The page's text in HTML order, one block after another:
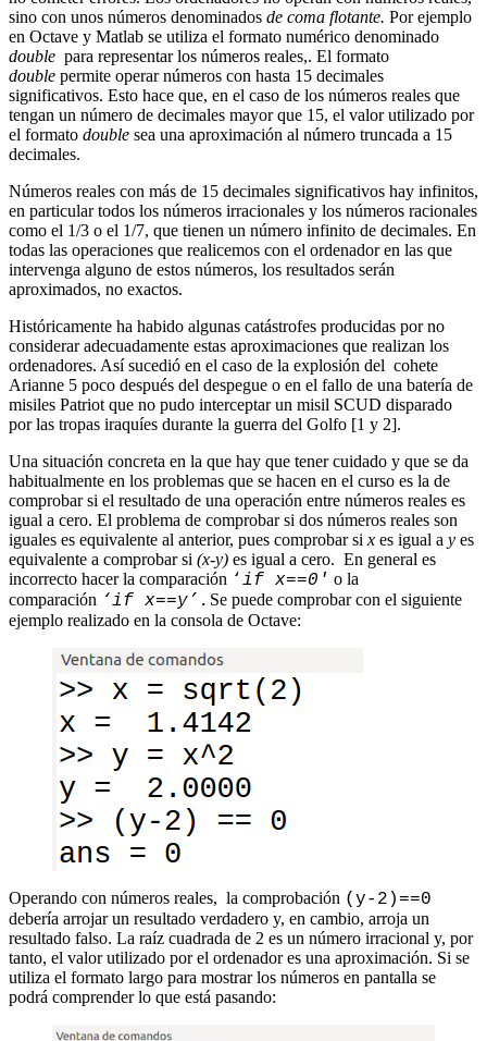
sino con unos números denominados de coma flotante. Por ejemplo
en Octave y Matlab se utiliza el formato numérico denominado
double para representar los números reales,. El formato
double permite operar números con hasta 15 decimales
significativos. Esto hace que, en el caso de los números reales que
tengan un número de decimales mayor que 15, el valor utilizado por
el formato double sea una aproximación al número truncada a 15
decimales.
Números reales con más de 15 decimales significativos hay infinitos,
en particular todos los números irracionales y los números racionales
como el 1/3 o el 1/7, que tienen un número infinito de decimales. En
todas las operaciones que realicemos con el ordenador en las que
intervenga alguno de estos números, los resultados serán
aproximados, no exactos.
Históricamente ha habido algunas catástrofes producidas por no
considerar adecuadamente estas aproximaciones que realizan los
ordenadores. Así sucedió en el caso de la explosión del cohete
Arianne 5 poco después del despegue o en el fallo de una batería de
misiles Patriot que no pudo interceptar un misil SCUD disparado
por las tropas iraquíes durante la guerra del Golfo [1 y 2].
Una situación concreta en la que hay que tener cuidado y que se da
habitualmente en los problemas que se hacen en el curso es la de
comprobar si el resultado de una operación entre números reales es
igual a cero. El problema de comprobar si dos números reales son
iguales es equivalente al anterior, pues comprobar si x es igual a y es
equivalente a comprobar si (x-y) es igual a cero. En general es
incorrecto hacer la comparación ‘ if x==0′ o la
comparación ‘if x==y’. Se puede comprobar con el siguiente
ejemplo realizado en la consola de Octave:
Operando con números reales, la comprobación (y-2)==0
debería arrojar un resultado verdadero y, en cambio, arroja un
resultado falso. La raíz cuadrada de 2 es un número irracional y, por
tanto, el valor utilizado por el ordenador es una aproximación. Si se
utiliza el formato largo para mostrar los números en pantalla se
podrá comprender lo que está pasando: